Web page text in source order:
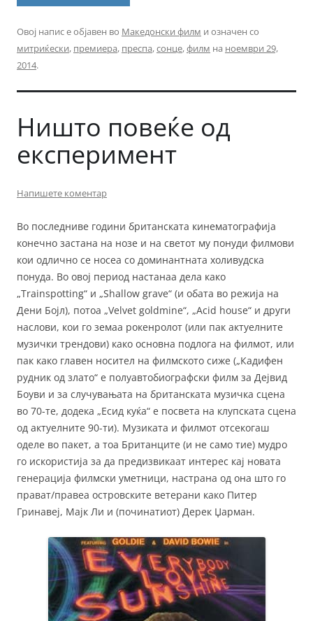
Овој напис е објавен во Македонски филм и означен со
митриќески, премиера, преспа,сонце,филм на ноември 29,
2014.
Ништо повеќе од
експеримент
Напишете коментар
Во последниве години британската кинематографија
конечно застана на нозе и на светот му понуди филмови
кои одлично се носеа со доминантната холивудска
понуда. Во овој период настанаа дела како
„Trainspotting“ и „Shallow grave“ (и обата во режија на
Дени Бојл), потоа „Velvet goldmine“, „Acid house“ и други
наслови, кои го земаа рокенролот (или пак актуелните
музички трендови) како основна подлога на филмот, или
пак како главен носител на филмското сиже („Кадифен
рудник од злато“ е полуавтобиографски филм за Дејвид
Боуви и за случувањата на британската музичка сцена
во 70-те, додека „Есид куќа“ е посвета на клупската сцена
од актуелните 90-ти). Музиката и филмот отсекогаш
оделе во пакет, а тоа Британците (и не само тие) мудро
го искористија за да предизвикаат интерес кај новата
генерација филмски уметници, настрана од она што го
прават/правеа островските ветерани како Питер
Гринавеј, Мајк Ли и (починатиот) Дерек Џарман.